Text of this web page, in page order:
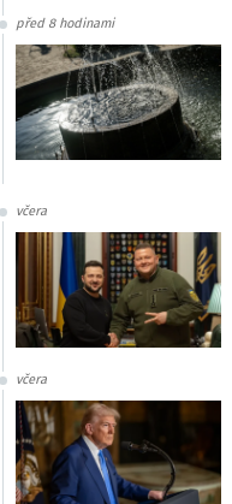
před 8 hodinami
včera
včera